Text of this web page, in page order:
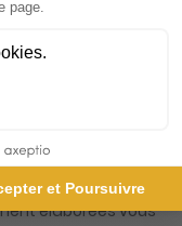
se
qui
passionné par
sportives
répondre à toutes
dans un univers
invitation à la
élaborées vous